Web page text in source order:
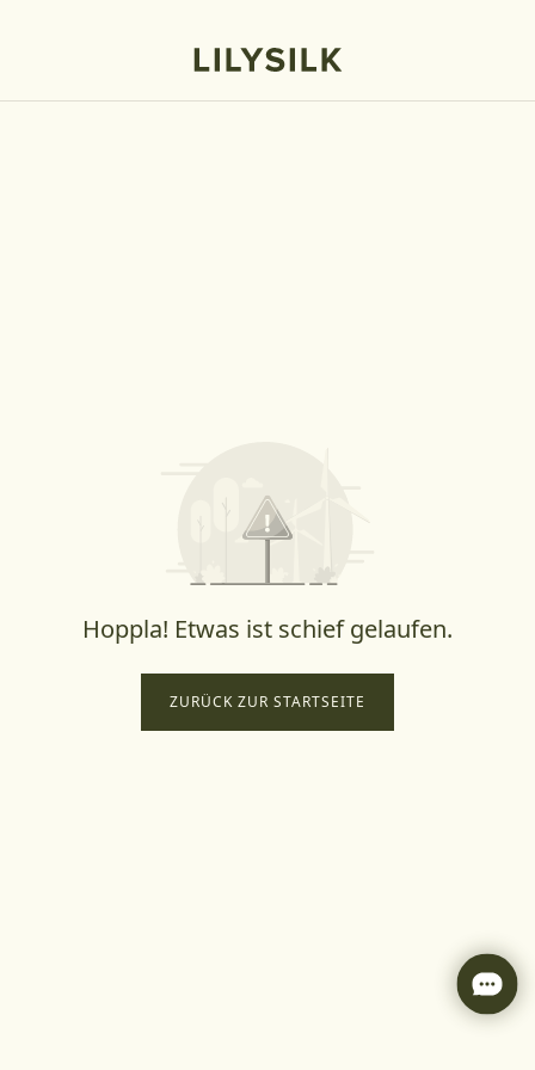
Hoppla! Etwas ist schief gelaufen.
ZURÜCK ZUR STARTSEITE